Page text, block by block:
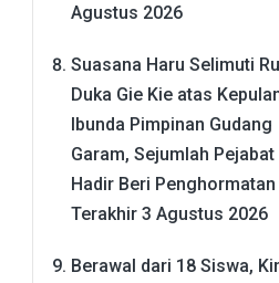
Agustus 2026
Suasana Haru Selimuti
Duka Gie Kie atas
Ibunda Pimpinan Gudang
Garam, Sejumlah Pejabat
Hadir Beri Penghormatan
Terakhir 3 Agustus 2026
Berawal dari 18 Siswa,